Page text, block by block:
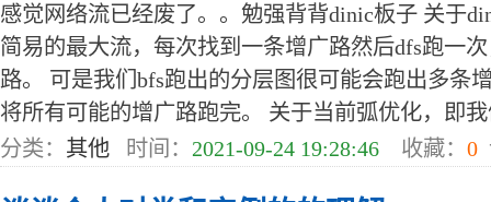
感觉网络流已经废了。。勉强背背dinic板子 关于
简易的最大流，每次找到一条增广路然后dfs跑一
路。 可是我们bfs跑出的分层图很可能会跑出多条
将所有可能的增广路跑完。 关于当前弧优化，即
分类： 其他 时间： 2021-09-24 19:28:46 收藏： 0